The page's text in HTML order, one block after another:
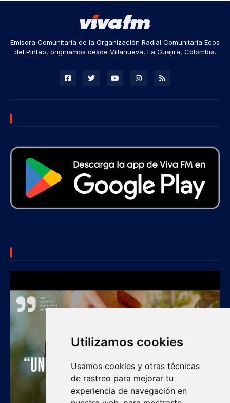
Utilizamos cookies
Usamos cookies y otras técnicas
de rastreo para mejorar tu
experiencia de navegación en
Emisora Comunitaria de la Organización Radial Comunitaria Ecos
del Pintao, originamos desde Villanueva, La Guajira, Colombia.